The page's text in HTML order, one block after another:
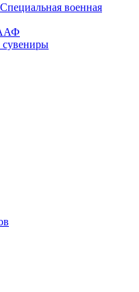
Специальная военная